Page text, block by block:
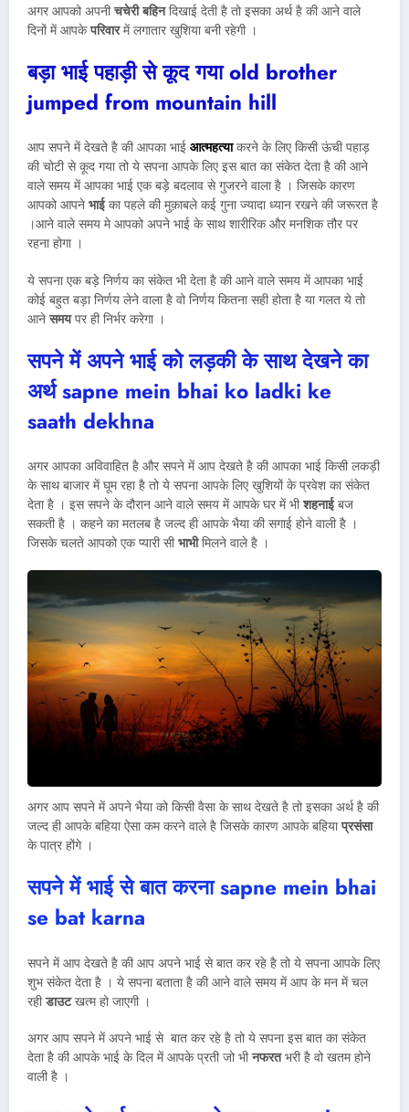
अगर आपको अपनीचचेरी बहिनदिखाई देती है तो इसका अर्थ है की आने वाले
दिनों में आपकेपरिवारमें लगातार खुशिया बनी रहेगी ।
बड़ा भाई पहाड़ी से कूद गयाold brother
jumped from mountain hill
आप सपने में देखते है की आपका भाई आत्महत्याकरने के लिए किसी ऊंची पहाड़
की चोटी से कूद गया तो ये सपना आपके लिए इस बात का संकेत देता है की आने
वाले समय में आपका भाई एक बड़े बदलाव से गुजरने वाला है । जिसके कारण
आपको आपने भाईका पहले की मुक़ाबले कई गुना ज्यादा ध्यान रखने की जरूरत है
।आने वाले समय मे आपको अपने भाई के साथ शारीरिक और मनशिक तौर पर
रहना होगा ।
ये सपना एक बड़े निर्णय का संकेत भी देता है की आने वाले समय में आपका भाई
कोई बहुत बड़ा निर्णय लेने वाला है वो निर्णय कितना सही होता है या गलत ये तो
आनेसमयपर ही निर्भर करेगा ।
सपने में अपने भाई को लड़की के साथ देखने का
अर्थ sapne mein bhai ko ladki ke
saath dekhna
अगर आपका अविवाहित है और सपने में आप देखते है की आपका भाई किसी लकड़ी
के साथ बाजार में घूम रहा है तो ये सपना आपके लिए खुशियों के प्रवेश का संकेत
देता है । इस सपने के दौरान आने वाले समय में आपके घर में भीशहनाईबज
सकती है । कहने का मतलब है जल्द ही आपके भैया की सगाई होने वाली है ।
जिसके चलते आपको एक प्यारी सीभाभीमिलने वाले है ।
अगर आप सपने में अपने भैया को किसी वैसा के साथ देखते है तो इसका अर्थ है की
जल्द ही आपके बहिया ऐसा कम करने वाले है जिसके कारण आपके बहियाप्रसंसा
के पात्र होंगे ।
सपने में भाई से बात करनाsapne mein bhai
se bat karna
सपने में आप देखते है की आप अपने भाई से बात कर रहे है तो ये सपना आपके लिए
शुभ संकेत देता है । ये सपना बताता है की आने वाले समय में आप के मन में चल
रहीडाउटखत्म हो जाएगी ।
अगर आप सपने में अपने भाई से बात कर रहे है तो ये सपना इस बात का संकेत
देता है की आपके भाई के दिल में आपके प्रती जो भीनफरतभरी है वो खतम होने
वाली है ।